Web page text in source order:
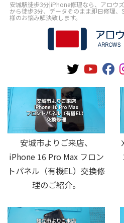
安城駅徒歩3分|iPhone修理なら、アロウ
から徒歩3分、データそのまま即日修理
様のお悩み解決致します。
安城市よりご来店、
iPhone 16 Pro Max フロン
トパネル（有機EL）交換修
理のご紹介。